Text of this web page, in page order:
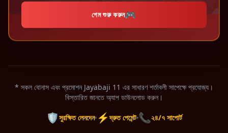
গেম শুরু করুন🎮
* সকল বোনাস এবং প্রমোশন Jayabaji 11 এর সাধারণ শর্তাবলী সাপেক্ষে প্রযোজ্য।
বিস্তারিত জানতে অ্যাপ ডাউনলোড করুন।
🛡️সুরক্ষিত লেনদেন ⚡দ্রুত পেমেন্ট 📞২৪/৭ সাপোর্ট